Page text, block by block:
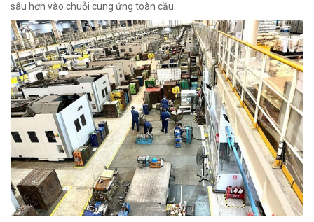
sâu hơn vào chuỗi cung ứng toàn cầu.